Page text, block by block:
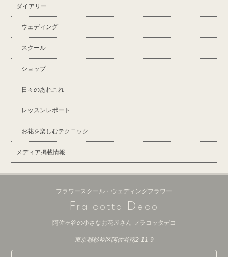
ダイアリー
ウェディング
スクール
ショップ
日々のあれこれ
レッスンレポート
お花を楽しむテクニック
メディア掲載情報
フラワースクール・ウェディングフラワー
Fra cotta D eco
阿佐ヶ谷の小さなお花屋さん フラコッタデコ
東京都杉並区阿佐谷南2-11-9